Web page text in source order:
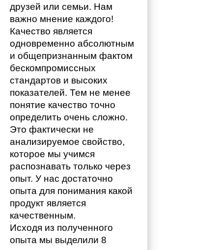
друзей или семьи. Нам
важно мнение каждого!
Качество является
одновременно абсолютным
и общепризнанным фактом
бескомпромиссных
стандартов и высоких
показателей. Тем не менее
понятие качество точно
определить очень сложно.
Это фактически не
анализируемое свойство,
которое мы учимся
распознавать только через
опыт. У нас достаточно
опыта для понимания какой
продукт является
качественным.
Исходя из полученного
опыта мы выделили 8